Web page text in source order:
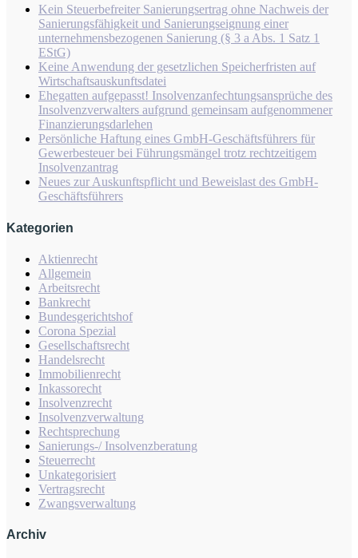
Kein Steuerbefreiter Sanierungsertrag ohne Nachweis der
Sanierungsfähigkeit und Sanierungseignung einer
unternehmensbezogenen Sanierung (§ 3 a Abs. 1 Satz 1
EStG)
Keine Anwendung der gesetzlichen Speicherfristen auf
Wirtschaftsauskunftsdatei
Ehegatten aufgepasst! Insolvenzanfechtungsansprüche des
Insolvenzverwalters aufgrund gemeinsam aufgenommener
Finanzierungsdarlehen
Persönliche Haftung eines GmbH-Geschäftsführers für
Gewerbesteuer bei Führungsmängel trotz rechtzeitigem
Insolvenzantrag
Neues zur Auskunftspflicht und Beweislast des GmbH-
Geschäftsführers
Kategorien
Aktienrecht
Allgemein
Arbeitsrecht
Bankrecht
Bundesgerichtshof
Corona Spezial
Gesellschaftsrecht
Handelsrecht
Immobilienrecht
Inkassorecht
Insolvenzrecht
Insolvenzverwaltung
Rechtsprechung
Sanierungs-/ Insolvenzberatung
Steuerrecht
Unkategorisiert
Vertragsrecht
Zwangsverwaltung
Archiv